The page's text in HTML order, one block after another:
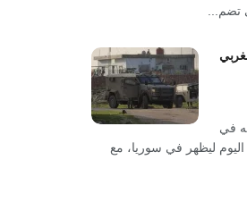
في
ليظهر في سوريا، مع